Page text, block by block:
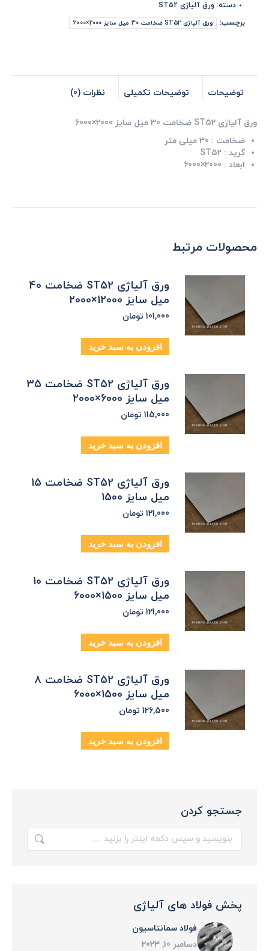
30
میل
سایز
دسته: ورق آلیاژی ST52
برچسب:
ورق آلیاژی ST52 ضخامت 30 میل سایز 2000×6000
توضیحات توضیحات تکمیلی نظرات (0)
ورق آلیاژی ST52 ضخامت 30 میل سایز 2000×6000
ضخامت : 30 میلی متر
گرید : ST52
ابعاد : 2000×6000
محصولات مرتبط
ورق آلیاژی ST52 ضخامت 40
میل سایز 12000×2000
101,000 تومان
افزودن به سبد خرید
ورق آلیاژی ST52 ضخامت 35
میل سایز 6000×2000
115,000 تومان
افزودن به سبد خرید
ورق آلیاژی ST52 ضخامت 15
میل سایز 1500
121,000 تومان
افزودن به سبد خرید
ورق آلیاژی ST52 ضخامت 10
میل سایز 1500×6000
121,000 تومان
افزودن به سبد خرید
ورق آلیاژی ST52 ضخامت 8
میل سایز 1500×6000
126,500 تومان
افزودن به سبد خرید
جستجو کردن
جستجو:
پخش فولاد های آلیاژی
فولاد سمانتاسیون
دسامبر 10, 2023